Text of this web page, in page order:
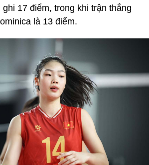
17 điểm, trong khi trận thắng
là 13 điểm.